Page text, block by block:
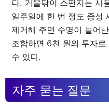
다. 거울닦이 스펀지는 사
일주일에 한 번 정도 중성
제거해 주면 수명이 늘어
조합하면 6천 원의 투자
수 있다.
자주 묻는 질문